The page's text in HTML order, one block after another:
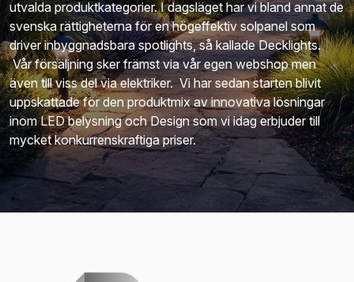
utvalda produktkategorier. I dagsläget har vi bland annat de
svenska rättigheterna för en högeffektiv solpanel som
driver inbyggnadsbara spotlights, så kallade Decklights.
Vår försäljning sker främst via vår egen webshop men
även till viss del via elektriker. Vi har sedan starten blivit
uppskattade för den produktmix av innovativa lösningar
inom LED belysning och Design som vi idag erbjuder till
mycket konkurrenskraftiga priser.